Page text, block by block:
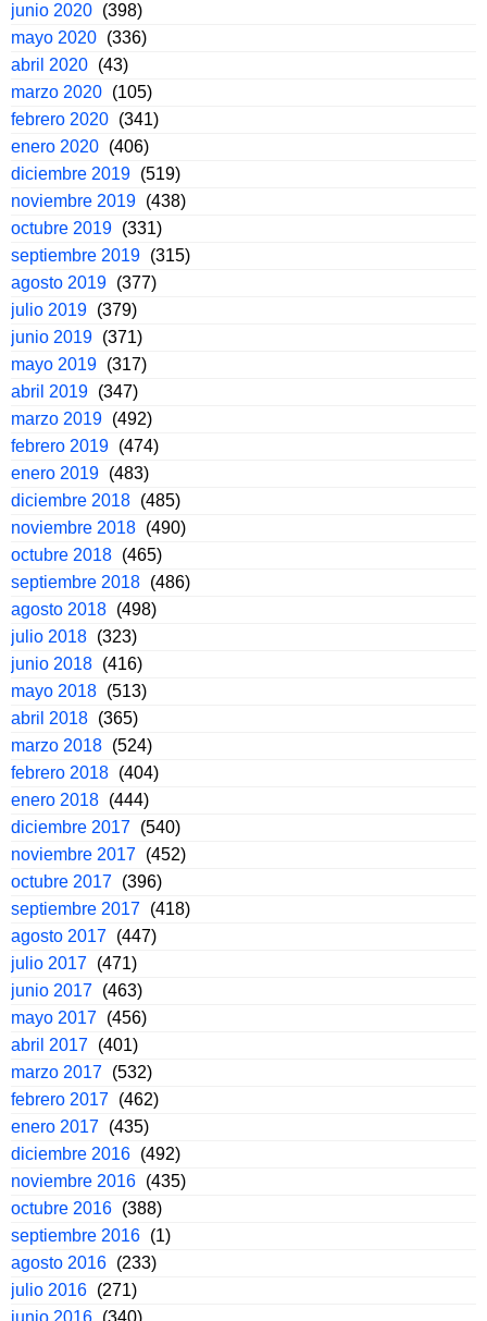
junio 2020 (398)
mayo 2020 (336)
abril 2020 (43)
marzo 2020 (105)
febrero 2020 (341)
enero 2020 (406)
diciembre 2019 (519)
noviembre 2019 (438)
octubre 2019 (331)
septiembre 2019 (315)
agosto 2019 (377)
julio 2019 (379)
junio 2019 (371)
mayo 2019 (317)
abril 2019 (347)
marzo 2019 (492)
febrero 2019 (474)
enero 2019 (483)
diciembre 2018 (485)
noviembre 2018 (490)
octubre 2018 (465)
septiembre 2018 (486)
agosto 2018 (498)
julio 2018 (323)
junio 2018 (416)
mayo 2018 (513)
abril 2018 (365)
marzo 2018 (524)
febrero 2018 (404)
enero 2018 (444)
diciembre 2017 (540)
noviembre 2017 (452)
octubre 2017 (396)
septiembre 2017 (418)
agosto 2017 (447)
julio 2017 (471)
junio 2017 (463)
mayo 2017 (456)
abril 2017 (401)
marzo 2017 (532)
febrero 2017 (462)
enero 2017 (435)
diciembre 2016 (492)
noviembre 2016 (435)
octubre 2016 (388)
septiembre 2016 (1)
agosto 2016 (233)
julio 2016 (271)
junio 2016 (340)